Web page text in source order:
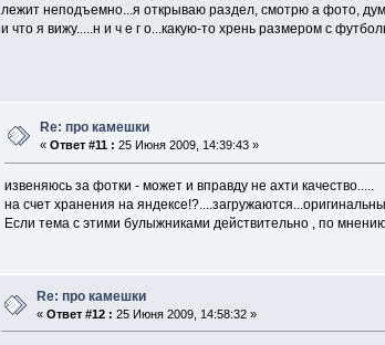
лежит неподъемно...я открываю раздел, смотрю а фото,
и что я вижу.....н и ч е г о...какую-то хрень размером с
Re: про камешки
«Ответ #11 : 25 Июня 2009, 14:39:43 »
извеняюсь за фотки - может и вправду не ахти качество.....
на счет хранения на
Если тема с этими булыжниками действительно , по
Re: про камешки
«Ответ #12 : 25 Июня 2009, 14:58:32 »